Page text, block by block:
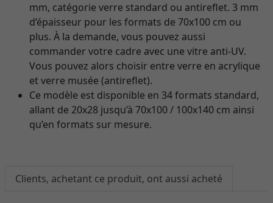
mm, catégorie verre standard ou antireflet. 3 mm
d’épaisseur pour les formats de 70x100 cm ou
plus. À la demande, vous pouvez aussi
commander votre cadre avec une vitre anti-UV.
Vous pouvez alors choisir entre verre en acrylique
et verre musée (antireflet).
Ce modèle est disponible en 34 formats standard,
allant de 20x28 jusqu’à 70x100 / 100x140 cm ainsi
qu’en formats sur mesure.
Clients, achetant ce produit, ont aussi acheté